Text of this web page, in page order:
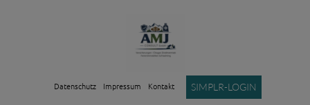
Datenschutz Impressum Kontakt SIMPLR-LOGIN